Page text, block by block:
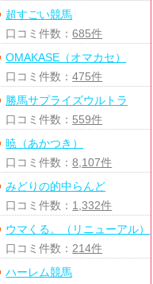
超すごい競馬
口コミ件数：685件
OMAKASE（オマカセ）
口コミ件数：475件
勝馬サプライズウルトラ
口コミ件数： 559件
暁（あかつき）
口コミ件数：8,107件
みどりの的中らんど
口コミ件数： 1,332件
ウマくる。（リニューアル）
口コミ件数： 214件
ハーレム競馬